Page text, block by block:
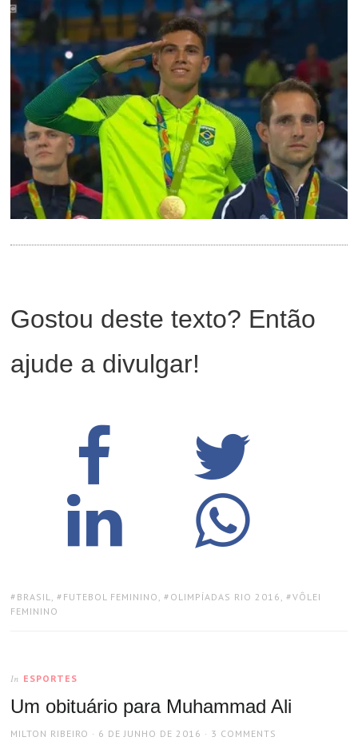
Gostou deste texto? Então
ajude a divulgar!
TAGS:
BRASIL, FUTEBOL FEMININO , OLIMPÍADAS RIO 2016 , VÔLEI
FEMININO
In ESPORTES
Um obituário para Muhammad Ali
AUTHOR
MILTON RIBEIRO
POSTED
6 DE JUNHO DE 2016 3 COMMENTS